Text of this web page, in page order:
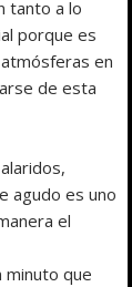
tanto a lo
porque es
en
de esta
agudo es uno
el
minuto que